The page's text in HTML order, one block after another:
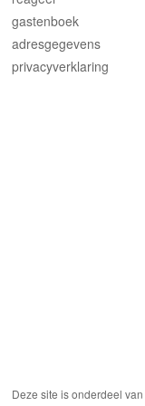
gastenboek
adresgegevens
privacyverklaring
Deze site is onderdeel van